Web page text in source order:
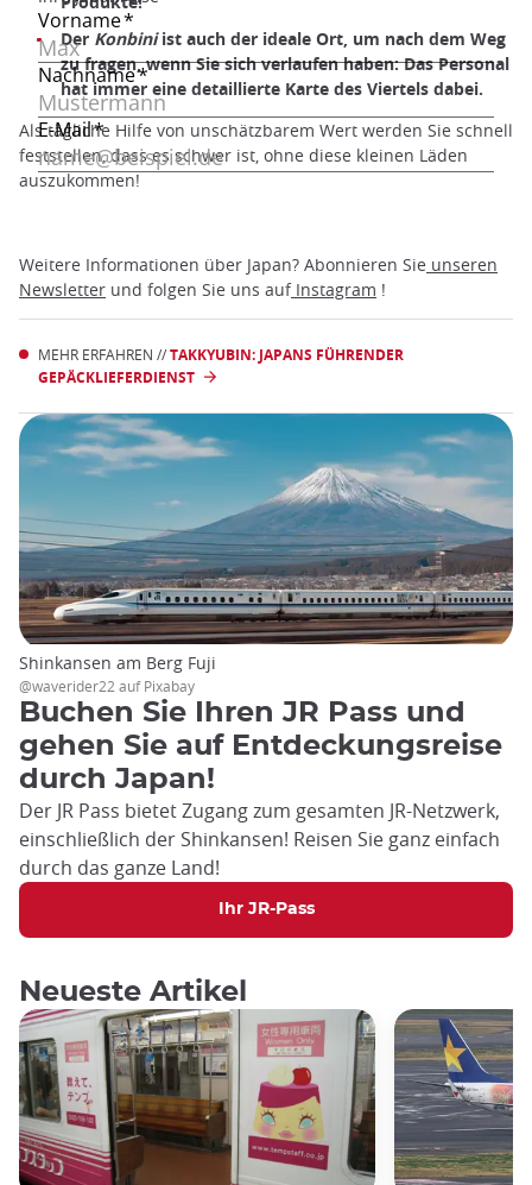
Der Konbiniist auch der ideale Ort, um nach dem Weg
zu fragen, wenn Sie sich verlaufen haben: Das Personal
hat immer eine detaillierte Karte des Viertels dabei.
Als tägliche Hilfe von unschätzbarem Wert werden Sie schnell
feststellen, dass es schwer ist, ohne diese kleinen Läden
auszukommen!
Weitere Informationen über Japan? Abonnieren Sie unseren
Newsletter und folgen Sie uns auf Instagram !
MEHR ERFAHREN //TAKKYUBIN: JAPANS FÜHRENDER
GEPÄCKLIEFERDIENST
Buchen Sie Ihren JR Pass und
gehen Sie auf Entdeckungsreise
durch Japan!
Der JR Pass bietet Zugang zum gesamten JR-Netzwerk,
einschließlich der Shinkansen! Reisen Sie ganz einfach
durch das ganze Land!
Ihr JR-Pass
Shinkansen am Berg Fuji
@waverider22 auf Pixabay
Neueste Artikel